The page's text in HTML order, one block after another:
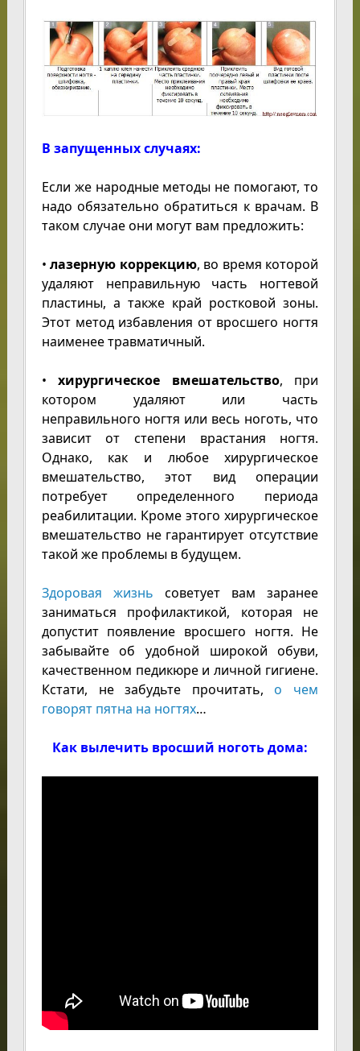
В запущенных случаях:
Если же народные методы не помогают, то
надо обязательно обратиться к врачам. В
таком случае они могут вам предложить:
•лазерную коррекцию, во время которой
удаляют неправильную часть ногтевой
пластины, а также край ростковой зоны.
Этот метод избавления от вросшего ногтя
наименее травматичный.
•хирургическое вмешательство, при
котором удаляют или часть
неправильного ногтя или весь ноготь, что
зависит от степени врастания ногтя.
Однако, как и любое хирургическое
вмешательство, этот вид операции
потребует определенного периода
реабилитации. Кроме этого хирургическое
вмешательство не гарантирует отсутствие
такой же проблемы в будущем.
Здоровая жизнь советует вам заранее
заниматься профилактикой, которая не
допустит появление вросшего ногтя. Не
забывайте об удобной широкой обуви,
качественном педикюре и личной гигиене.
Кстати, не забудьте прочитать,о чем
говорят пятна на ногтях…
Как вылечить вросший ноготь дома: